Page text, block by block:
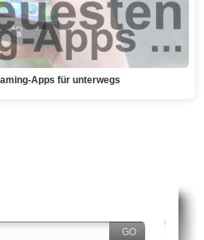
Apps für unterwegs